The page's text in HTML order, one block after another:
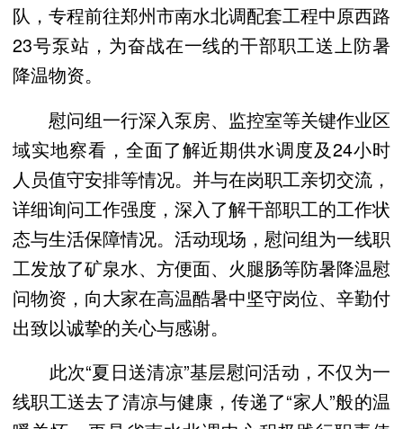
队，专程前往郑州市南水北调配套工程中原西路
23号泵站，为奋战在一线的干部职工送上防暑
降温物资。
慰问组一行深入泵房、监控室等关键作业区
域实地察看，全面了解近期供水调度及24小时
人员值守安排等情况。并与在岗职工亲切交流，
详细询问工作强度，深入了解干部职工的工作状
态与生活保障情况。活动现场，慰问组为一线职
工发放了矿泉水、方便面、火腿肠等防暑降温慰
问物资，向大家在高温酷暑中坚守岗位、辛勤付
出致以诚挚的关心与感谢。
此次“夏日送清凉”基层慰问活动，不仅为一
线职工送去了清凉与健康，传递了“家人”般的温